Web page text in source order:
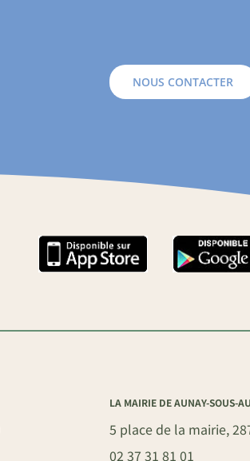
NOUS CONTACTER
LA MAIRIE DE AUNAY-SOUS-
5 place de la mairie,
02 37 31 81 01